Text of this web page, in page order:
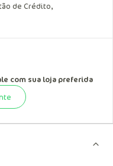
de Crédito,
com sua loja preferida